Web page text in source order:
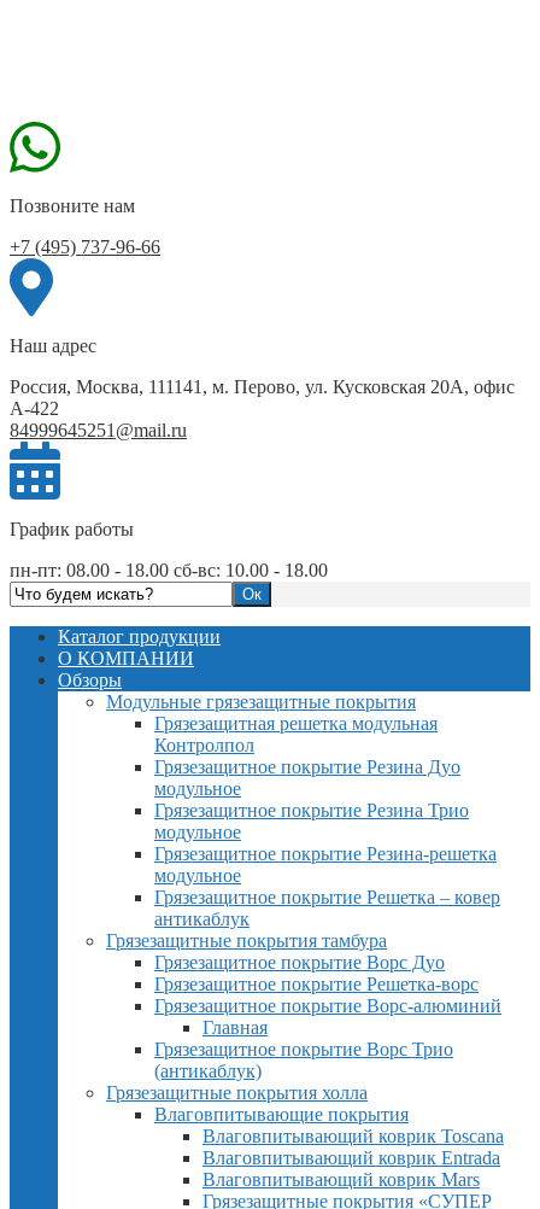
Позвоните нам
+7 (495) 737-96-66
Наш адрес
Россия, Москва, 111141, м. Перово, ул. Кусковская 20А, офис
А-422
84999645251@mail.ru
График работы
пн-пт: 08.00 - 18.00 сб-вс: 10.00 - 18.00
Каталог продукции
О КОМПАНИИ
Обзоры
Модульные грязезащитные покрытия
Грязезащитная решетка модульная
Контролпол
Грязезащитное покрытие Резина Дуо
модульное
Грязезащитное покрытие Резина Трио
модульное
Грязезащитное покрытие Резина-решетка
модульное
Грязезащитное покрытие Решетка – ковер
антикаблук
Грязезащитные покрытия тамбура
Грязезащитное покрытие Ворс Дуо
Грязезащитное покрытие Решетка-ворс
Грязезащитное покрытие Ворс-алюминий
Главная
Грязезащитное покрытие Ворс Трио
(антикаблук)
Грязезащитные покрытия холла
Влаговпитывающие покрытия
Влаговпитывающий коврик Toscana
Влаговпитывающий коврик Entrada
Влаговпитывающий коврик Mars
Грязезащитные покрытия «СУПЕР